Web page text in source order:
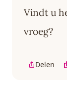
Vindt u
vroeg?
Delen